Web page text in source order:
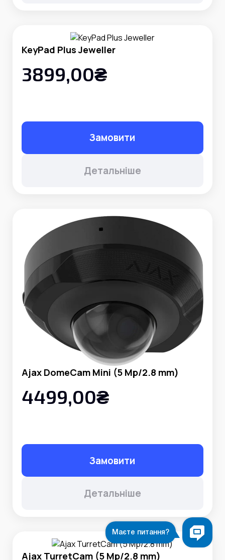
KeyPad Plus Jeweller
3899,00₴
Замовити
Детальніше
Ajax DomeCam Mini (5 Mp/2.8 mm)
4499,00₴
Замовити
Детальніше
Ajax TurretCam (5 Mp/2.8 mm)